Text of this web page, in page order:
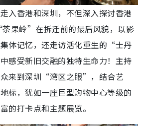
入香港和深圳，不但深入探讨香港
果岭”在拆迁前的最后风貌，以影
体记忆，还走访活化重生的“士丹
感受新旧交融的独特生命力！主持
来到深圳“湾区之眼”，结合艺
标，犹如一座巨型购物中心等级的
的打卡点和主题展览。